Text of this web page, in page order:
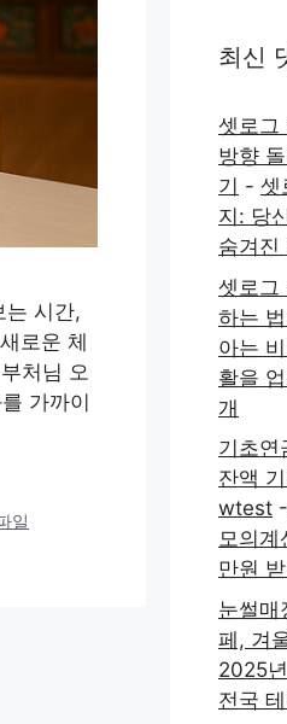
는 시간,
로운 체
처님 오
가까이
일
최신
셋로그
방향
기 - 셋
지: 당
숨겨진
셋로그
하는
아는
활을
개
기초연
잔액
wtest -
모의계
만원
눈썰매
페, 겨
2025
전국